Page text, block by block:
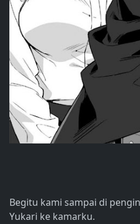
Begitu kami sampai di
Yukari ke kamarku.